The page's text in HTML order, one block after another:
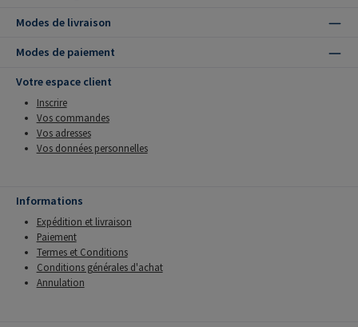
Modes de livraison
Modes de paiement
Votre espace client
Inscrire
Vos commandes
Vos adresses
Vos données personnelles
Informations
Expédition et livraison
Paiement
Termes et Conditions
Conditions générales d'achat
Annulation